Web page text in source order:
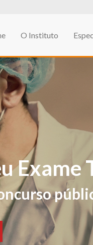
O Instituto
de
consulta!